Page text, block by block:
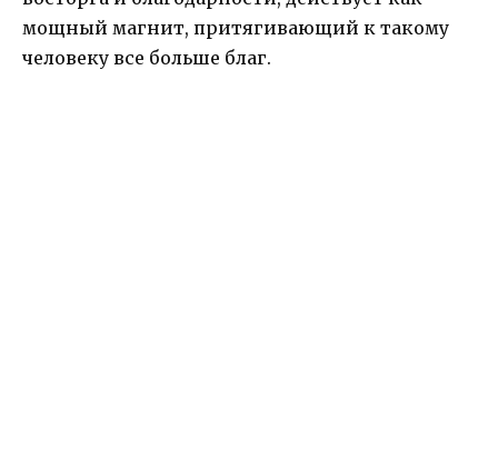
мощный магнит, притягивающий к такому
человеку все больше благ.